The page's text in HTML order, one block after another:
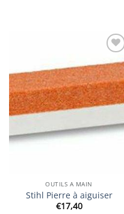
Ajouter
à la
wishlist
OUTILS A MAIN
Stihl Pierre à aiguiser
€17,40